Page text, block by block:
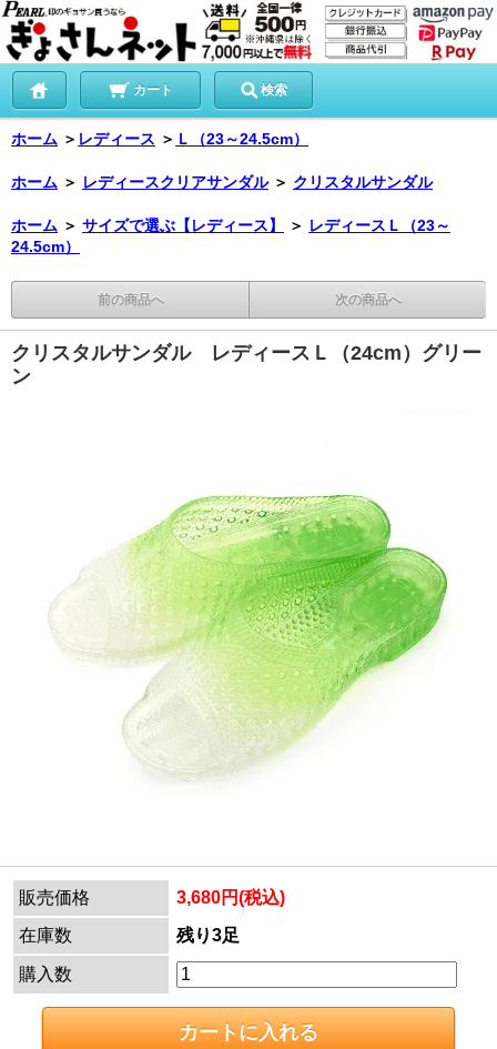
カート 検索
ホーム ＞ レディース ＞ Ｌ（23～24.5cm）
ホーム ＞ レディースクリアサンダル ＞ クリスタルサンダル
ホーム ＞ サイズで選ぶ【レディース】 ＞ レディースＬ（23～
24.5cm）
前の商品へ 次の商品へ
クリスタルサンダル レディースＬ（24cm）グリー
ン
販売価格
3,680円(税込)
在庫数
残り3足
購入数